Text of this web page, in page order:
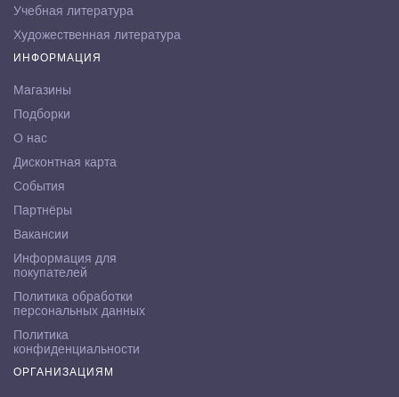
Учебная литература
Художественная литература
ИНФОРМАЦИЯ
Магазины
Подборки
О нас
Дисконтная карта
События
Партнёры
Вакансии
Информация для
покупателей
Политика обработки
персональных данных
Политика
конфиденциальности
ОРГАНИЗАЦИЯМ